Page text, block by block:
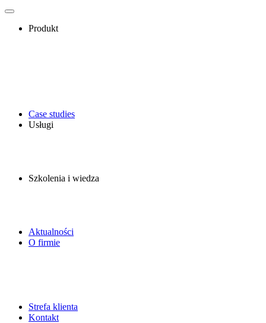
Produkt
Case studies
Usługi
Szkolenia i wiedza
Aktualności
O firmie
Strefa klienta
Kontakt